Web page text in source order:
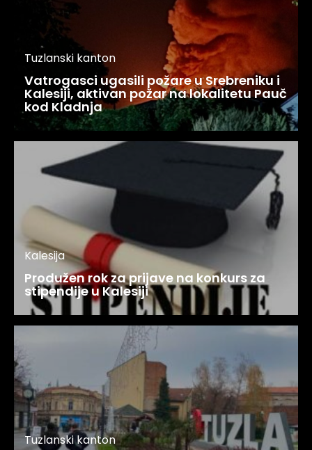
Tuzlanski kanton
Vatrogasci ugasili požare u Srebreniku i
Kalesiji, aktivan požar na lokalitetu Pauč
kod Kladnja
Kalesija
Produžen rok za prijave na konkurs za
stipendije u Kalesiji
Tuzlanski kanton